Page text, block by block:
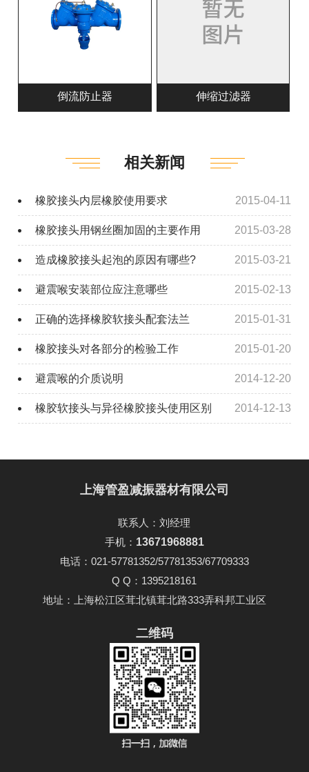
倒流防止器 伸缩过滤器
相关新闻
2015-04-11
橡胶接头内层橡胶使用要求
2015-03-28
橡胶接头用钢丝圈加固的主要作用
2015-03-21
造成橡胶接头起泡的原因有哪些?
2015-02-13
避震喉安装部位应注意哪些
2015-01-31
正确的选择橡胶软接头配套法兰
2015-01-20
橡胶接头对各部分的检验工作
2014-12-20
避震喉的介质说明
2014-12-13
橡胶软接头与异径橡胶接头使用区别
上海管盈减振器材有限公司
联系人：刘经理
手机： 13671968881
电话：021-57781352/57781353/67709333
Q Q：1395218161
地址：上海松江区茸北镇茸北路333弄科邦工业区
二维码